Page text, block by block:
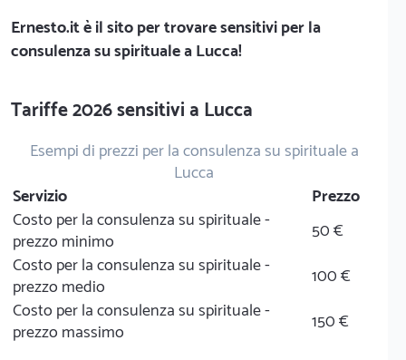
Ernesto.itè il sito per trovare sensitivi per la
consulenza su spirituale a Lucca!
Tariffe 2026 sensitivi a Lucca
Esempi di prezzi per la consulenza su spirituale a
Lucca
Servizio
Prezzo
Costo per la consulenza su spirituale -
prezzo minimo
50 €
Costo per la consulenza su spirituale -
prezzo medio
100 €
Costo per la consulenza su spirituale -
prezzo massimo
150 €